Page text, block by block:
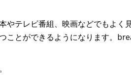
テレビ番組、映画などでもよく
ことができるようになります。